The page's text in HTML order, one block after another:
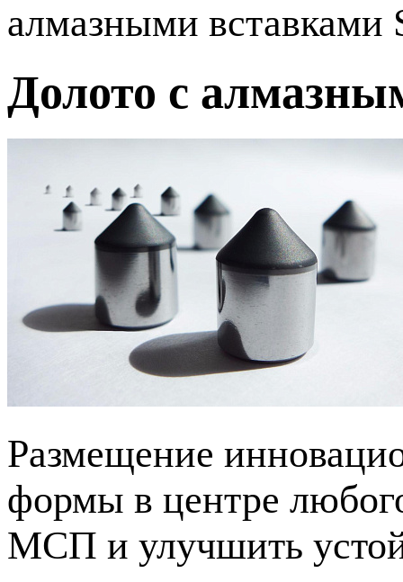
алмазными вставками
Долото с
Размещение
формы в центре
МСП и улучшить